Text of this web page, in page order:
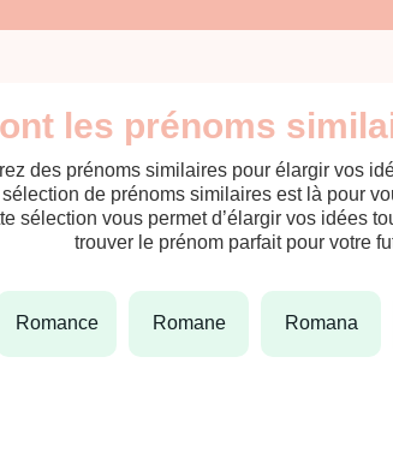
les prénoms
des prénoms similaires pour élargir vos
de prénoms similaires est là pour
sélection vous permet d’élargir vos idées
trouver le prénom parfait pour votre
romance romane romana